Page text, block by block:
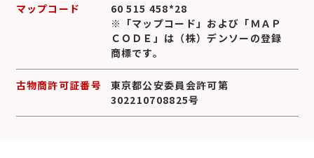
マップコード
60 515 458*28
※「マップコード」および「ＭＡＰ
ＣＯＤＥ」は（株）デンソーの登録
商標です。
古物商許可証番号
東京都公安委員会許可第
302210708825号